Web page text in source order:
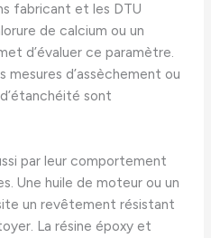
fabricant et les DTU
de calcium ou un
d’évaluer ce paramètre.
mesures d’assèchement ou
sont
par leur comportement
Une huile de moteur ou un
un revêtement résistant
La résine époxy et